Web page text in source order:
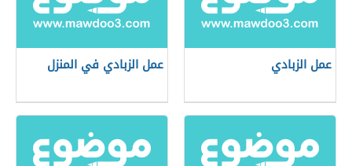
عمل الزبادي عمل الزبادي في المنزل